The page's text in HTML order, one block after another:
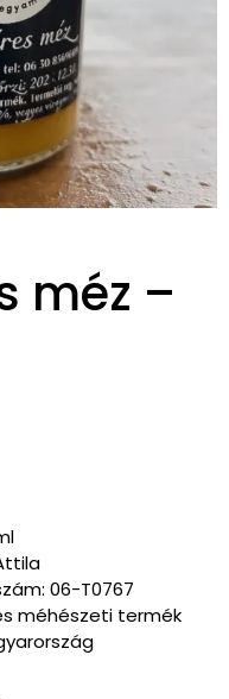
méz –
06-T0767
méhészeti termék